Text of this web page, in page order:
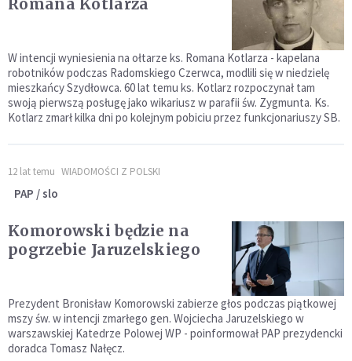
Romana Kotlarza
W intencji wyniesienia na ołtarze ks. Romana Kotlarza - kapelana
robotników podczas Radomskiego Czerwca, modlili się w niedzielę
mieszkańcy Szydłowca. 60 lat temu ks. Kotlarz rozpoczynał tam
swoją pierwszą posługę jako wikariusz w parafii św. Zygmunta. Ks.
Kotlarz zmarł kilka dni po kolejnym pobiciu przez funkcjonariuszy SB.
12 lat temu WIADOMOŚCI Z POLSKI
PAP / slo
Komorowski będzie na
pogrzebie Jaruzelskiego
Prezydent Bronisław Komorowski zabierze głos podczas piątkowej
mszy św. w intencji zmarłego gen. Wojciecha Jaruzelskiego w
warszawskiej Katedrze Polowej WP - poinformował PAP prezydencki
doradca Tomasz Nałęcz.